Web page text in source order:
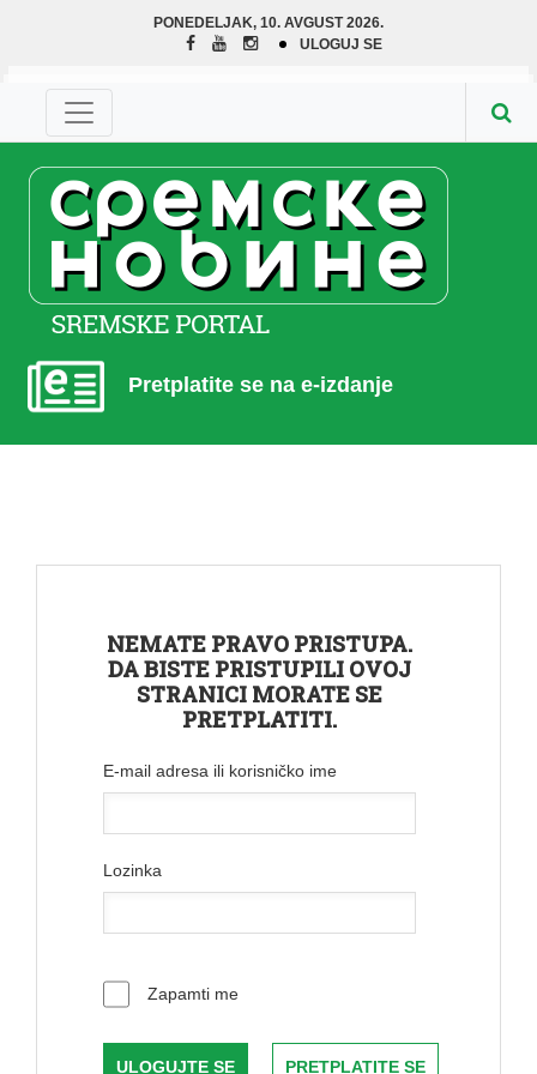
PONEDELJAK, 10. AVGUST 2026.
ULOGUJ SE
Pretplatite se na e-izdanje
NEMATE PRAVO PRISTUPA.
DA BISTE PRISTUPILI OVOJ
STRANICI MORATE SE
PRETPLATITI.
E-mail adresa ili korisničko ime
Lozinka
Zapamti me
PRETPLATITE SE